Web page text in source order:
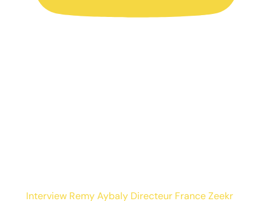
Interview Remy Aybaly Directeur France Zeekr